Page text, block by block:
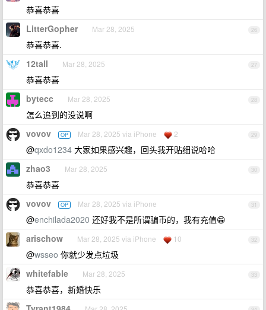
恭喜恭喜
26
LitterGopher Mar 28, 2025
恭喜恭喜.
27
12tall Mar 28, 2025
恭喜恭喜
28
bytecc Mar 28, 2025
怎么追到的没说啊
29
vovov OP Mar 28, 2025 via iPhone 2
@qxdo1234 大家如果感兴趣，回头我开贴细说哈哈
30
zhao3 Mar 28, 2025
恭喜恭喜
31
vovov OP Mar 28, 2025 via iPhone
@enchilada2020 还好我不是所谓骗币的，我有充值😁
32
arischow Mar 28, 2025 via iPhone 10
@wsseo 你就少发点垃圾
33
whitefable Mar 28, 2025
恭喜恭喜，新婚快乐